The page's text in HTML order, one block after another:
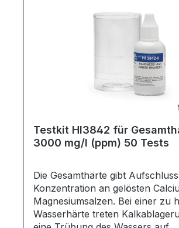
Testkit HI3842 für
3000 mg/l (ppm) 50 Tests
Die Gesamthärte gibt
Konzentration an gelösten
Magnesiumsalzen. Bei einer zu
Wasserhärte treten